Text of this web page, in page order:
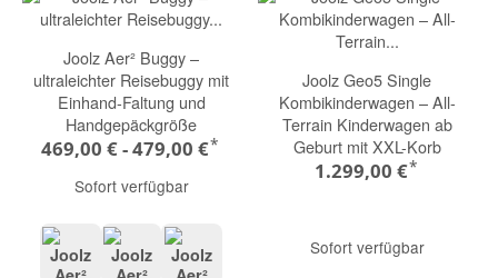
Joolz Aer² Buggy –
ultraleichter Reisebuggy mit
Einhand-Faltung und
Handgepäckgröße
469,00 € -479,00 €*
Sofort verfügbar
Joolz Geo5 Single
Kombikinderwagen – All-
Terrain Kinderwagen ab
Geburt mit XXL-Korb
1.299,00 €*
Sofort verfügbar